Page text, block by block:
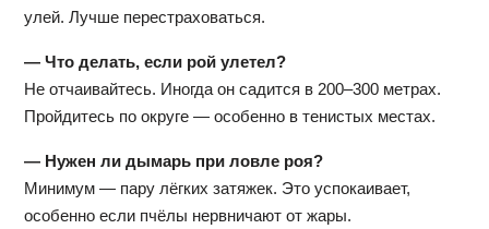
улей. Лучше перестраховаться.
— Что делать, если рой улетел?
Не отчаивайтесь. Иногда он садится в 200–300 метрах.
Пройдитесь по округе — особенно в тенистых местах.
— Нужен ли дымарь при ловле роя?
Минимум — пару лёгких затяжек. Это успокаивает,
особенно если пчёлы нервничают от жары.